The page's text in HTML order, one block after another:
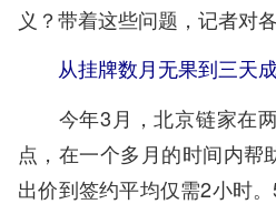
义？带着这些问题，记者对
从挂牌数月无果到三天
今年3月，北京链家在两
点，在一个多月的时间内帮
出价到签约平均仅需2小时